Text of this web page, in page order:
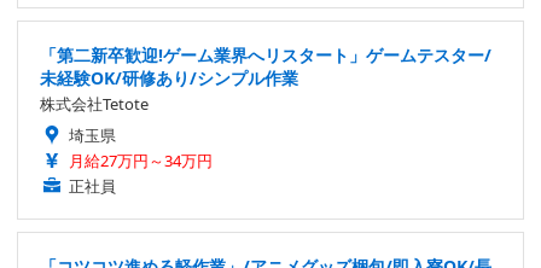
「第二新卒歓迎!ゲーム業界へリスタート」ゲームテスター/
未経験OK/研修あり/シンプル作業
株式会社Tetote
埼玉県
月給27万円～34万円
正社員